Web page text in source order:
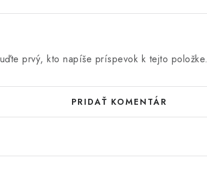
prvý, kto napíše príspevok k tejto položke.
PRIDAŤ KOMENTÁR